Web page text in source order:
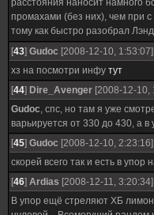
расстояния наносит намного
промахами (без них), чем при
тому как быстро разобрал
[43] Gudoc [2008-12-10, 1:53:07]
хз на посмотри инфу тут
[44] Dire_Avenger [2008-12-10,
Gudoc, спс, но там я уже
варьируется от 330 до 430, а в
[45] Gudoc [2008-12-10, 2:23:16]
скорей всего так и есть в упор
[46] Ardias [2008-12-11, 3:20:34]
В упор ещё стреляют ХБ